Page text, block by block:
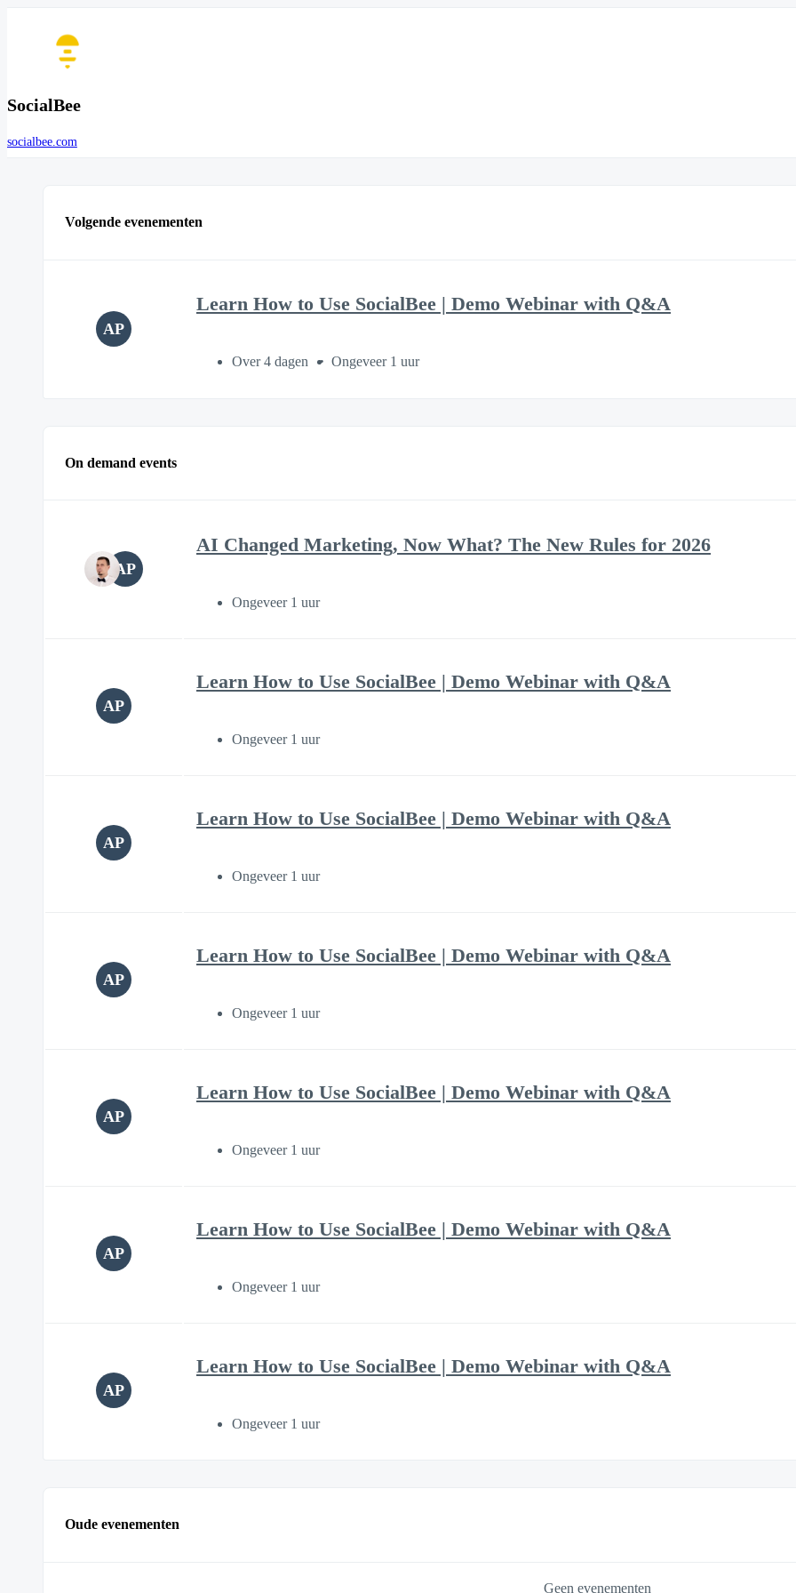
SocialBee
socialbee.com
Volgende evenementen
AP
Learn How to Use SocialBee | Demo Webinar with Q&A
Over 4 dagen Ongeveer 1 uur
On demand events
AP
AI Changed Marketing, Now What? The New Rules for 2026
Ongeveer 1 uur
AP
Learn How to Use SocialBee | Demo Webinar with Q&A
Ongeveer 1 uur
AP
Learn How to Use SocialBee | Demo Webinar with Q&A
Ongeveer 1 uur
AP
Learn How to Use SocialBee | Demo Webinar with Q&A
Ongeveer 1 uur
AP
Learn How to Use SocialBee | Demo Webinar with Q&A
Ongeveer 1 uur
AP
Learn How to Use SocialBee | Demo Webinar with Q&A
Ongeveer 1 uur
AP
Learn How to Use SocialBee | Demo Webinar with Q&A
Ongeveer 1 uur
Oude evenementen
Geen evenementen